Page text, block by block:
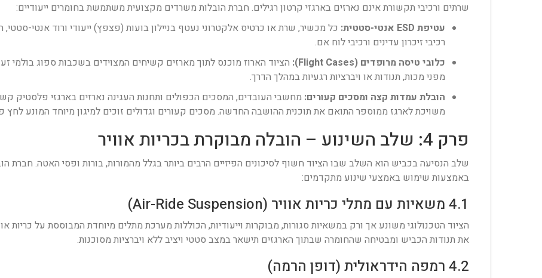
שרתים ורכיבי תקשורת אינם נארזים בארגזי קרטון רגילים. חברת הובלות משרדים מקצועית משתמשת בחומרים ייעודיים:
עטיפת ESD אנטי-סטטית:
כל מכשיר, שרת או כרטיס אלקטרוני נעטף בניילון בועות (פצפץ) ייעודי ורוד אנטי-
רכיבי זיכרון עדינים ורכיבי לוח אם.
כלובי טיסה מרופדים (Flight Cases):
הציוד הארוז מוכנס לתוך מארזים קשיחים המצוידים בשכבות ספוג בולמי
מפני מכות, תנודות או ויברציות רגעיות במהלך הדרך.
הובלת עמדות קצה ומסכים קעורים: מחשבי העובדים, המסכים הכפולים ותחנות העגינה נארזים בארגזי פלסטיק
משויכת לארגז ממוספר התואם את תוכנית ההושבה החדשה. מסכים קעורים וגדולים זוכים למיגון מיוחד המונע לחץ
פרק 4: שלב השינוע – הובלה מבוקרת בכריות אוויר
שלב הנסיעה בכביש הוא השלב שבו הציוד חשוף לסיכונים הפיזיים הרבים ביותר בגלל מהמורות, בורות ופסי האטה. חברת
באמצעות שימוש באמצעי שינוע מתקדמים:
4.1 משאיות עם מתלי כריות אוויר (Air-Ride Suspension)
הציוד הטכנולוגי משונע אך ורק במשאיות סגורות, מבוקרות וייעודיות, הכוללות מערכת מתלים מיוחדת המבוססת על כריות
את תנודות הכביש ומבטיחה שהחומרה שבתוך הארגזים תישאר במצב סטטי ויציב ללא ויברציות מסוכנות.
4.2 רמפה הידראולית (דופן הרמה)